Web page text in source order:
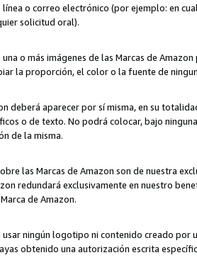
o correo electrónico (por ejemplo: en
solicitud oral).
o más imágenes de las Marcas de
la proporción, el color o la fuente de
deberá aparecer por sí misma, en su
o de texto. No podrá colocar, bajo
de la misma.
las Marcas de Amazon son de nuestra
redundará exclusivamente en nuestro
de Amazon.
usar ningún logotipo ni contenido creado por
obtenido una autorización escrita